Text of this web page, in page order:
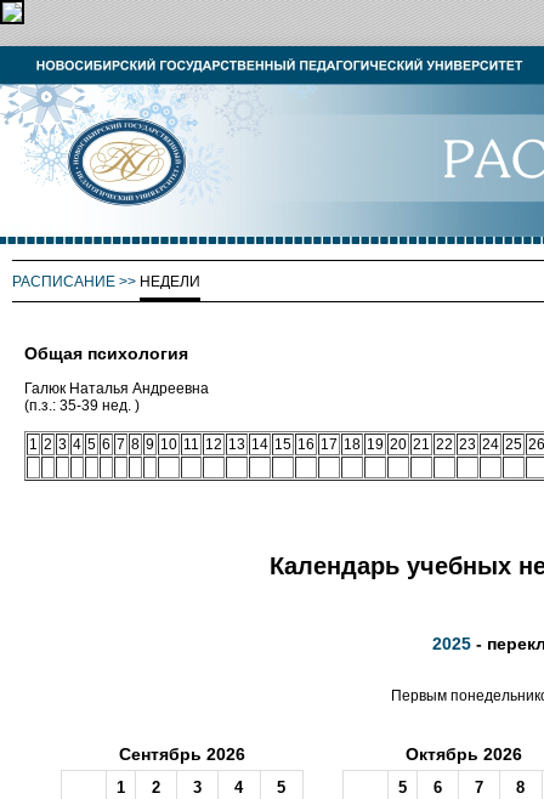
РАСПИСАНИЕ >> НЕДЕЛИ
Общая психология
Галюк Наталья Андреевна
(п.з.: 35-39 нед. )
1 2 3 4 5 6 7 8 9 10 11 12 13 14 15 16 17 18 19 20 21 22 23 24 25 26
Календарь учебных
2025 -
Первым
Сентябрь 2026
1 2 3 4
5
Октябрь 2026
5 6 7
8